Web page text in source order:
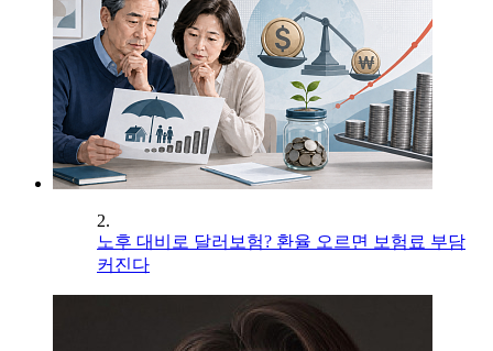
2.
노후 대비로 달러보험? 환율 오르면 보험료 부담
커진다